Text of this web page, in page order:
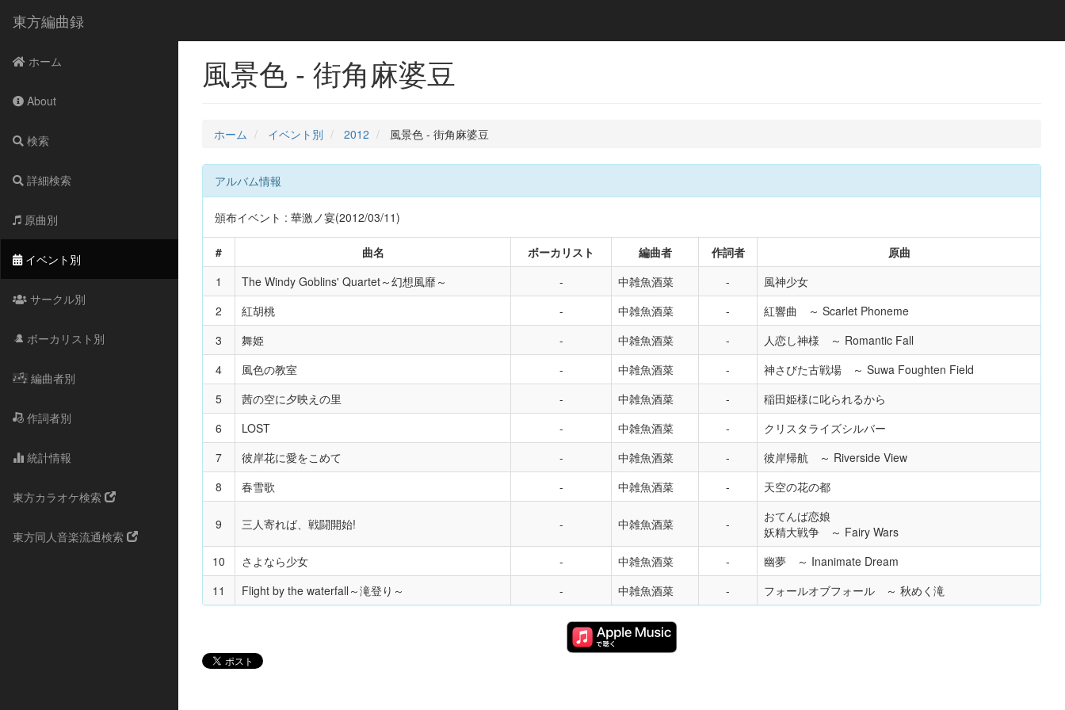
東方編曲録
ホーム
About
検索
詳細検索
原曲別
イベント別
サークル別
ボーカリスト別
編曲者別
作詞者別
統計情報
東方カラオケ検索
東方同人音楽流通検索
風景色 - 街角麻婆豆
ホーム イベント別 2012 風景色 - 街角麻婆豆
アルバム情報
頒布イベント : 華激ノ宴(2012/03/11)
# 曲名 ボーカリスト 編曲者 作詞者
原曲
1
The Windy Goblins' Quartet～幻想風靡～ 中雑魚酒菜
風神少女
2
紅胡桃 中雑魚酒菜
紅響曲 ～ Scarlet Phoneme
3
舞姫 中雑魚酒菜
人恋し神様 ～ Romantic Fall
4
風色の教室 中雑魚酒菜
神さびた古戦場 ～ Suwa Foughten Field
5
茜の空に夕映えの里 中雑魚酒菜
稲田姫様に叱られるから
6
LOST 中雑魚酒菜
クリスタライズシルバー
7
彼岸花に愛をこめて 中雑魚酒菜
彼岸帰航 ～ Riverside View
8
春雪歌 中雑魚酒菜 天空の花の都
9 三人寄れば、戦闘開始! 中雑魚酒菜
おてんば恋娘
妖精大戦争 ～ Fairy Wars
10
さよなら少女 中雑魚酒菜
幽夢 ～ Inanimate Dream
11
Flight by the waterfall～滝登り～ 中雑魚酒菜 フォールオブフォール ～ 秋めく滝